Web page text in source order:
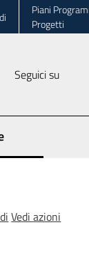
Piani
Progetti
Seguici su
Vedi azioni